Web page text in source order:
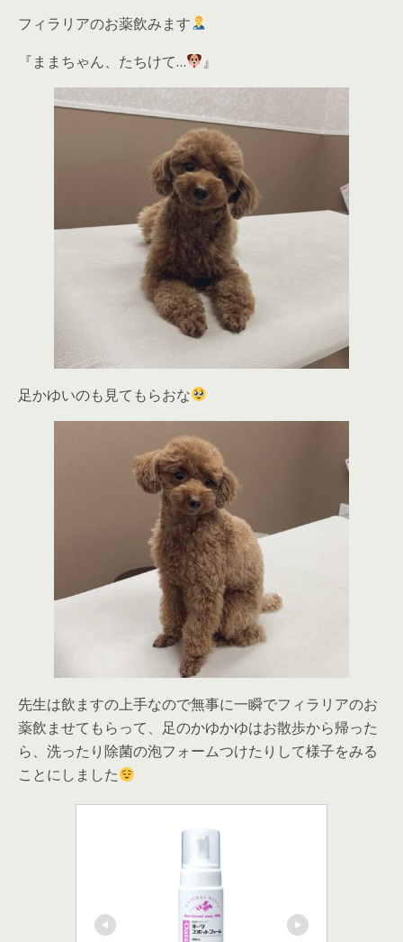
フィラリアのお薬飲みます
『ままちゃん、たちけて…
』
足かゆいのも見てもらおな
先生は飲ますの上手なので無事に一瞬でフィラリアのお
薬飲ませてもらって、足のかゆかゆはお散歩から帰った
ら、洗ったり除菌の泡フォームつけたりして様子をみる
ことにしました